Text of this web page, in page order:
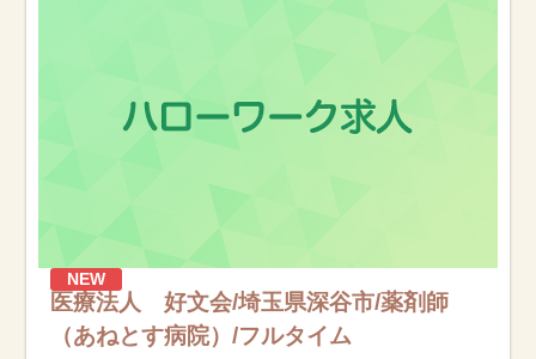
人材をお探しの医療機関・企業様
運営会社
NEW
医療法人 好文会/埼玉県深谷市/薬剤師
（あねとす病院）/フルタイム